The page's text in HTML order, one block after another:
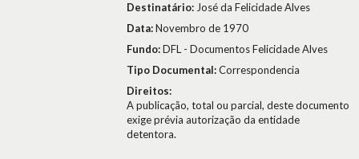
Destinatário: José da Felicidade Alves
Data:Novembro de 1970
Fundo:DFL - Documentos Felicidade Alves
Tipo Documental:Correspondencia
Direitos:
A publicação, total ou parcial, deste documento
exige prévia autorização da entidade
detentora.